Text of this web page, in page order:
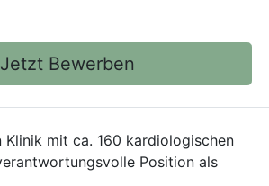
Jetzt Bewerben
Klinik mit ca. 160 kardiologischen
Position als